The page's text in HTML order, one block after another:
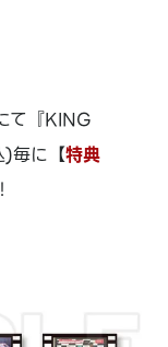
て『KING
毎に【特典